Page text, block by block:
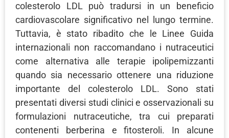
colesterolo LDL può tradursi in un beneficio
cardiovascolare significativo nel lungo termine.
Tuttavia, è stato ribadito che le Linee Guida
internazionali non raccomandano i nutraceutici
come alternativa alle terapie ipolipemizzanti
quando sia necessario ottenere una riduzione
importante del colesterolo LDL. Sono stati
presentati diversi studi clinici e osservazionali su
formulazioni nutraceutiche, tra cui preparati
contenenti berberina e fitosteroli. In alcune